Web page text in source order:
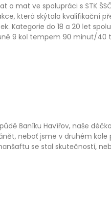
a mat ve spolupráci s STK
která skýtala kvalifikační
Kategorie do 18 a 20 let
9 kol tempem 90 minut/40
Baníku Havířov, naše
neboť jsme v druhém
se stal skutečností,